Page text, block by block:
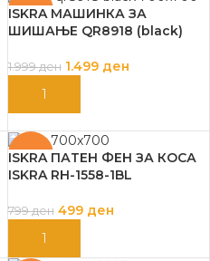
-25%
ISKRA МАШИНКА ЗА
ШИШАЊЕ QR8918 (black)
1.999ден 1.499 ден
ДОДАЈ ВО КОШНИЦА
-38%
ISKRA ПАТЕН ФЕН ЗА КОСА
ISKRA RH-1558-1BL
799ден 499 ден
ДОДАЈ ВО КОШНИЦА